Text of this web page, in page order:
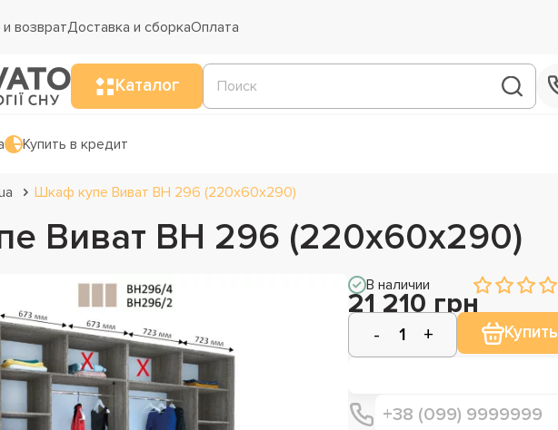
возвратДоставка и сборкаОплата
Каталог
Купить в кредит
Шкаф купе Виват ВН 296 (220х60х290)
Виват ВН 296 (220х60х290)
В наличии
21 210 грн
Купить